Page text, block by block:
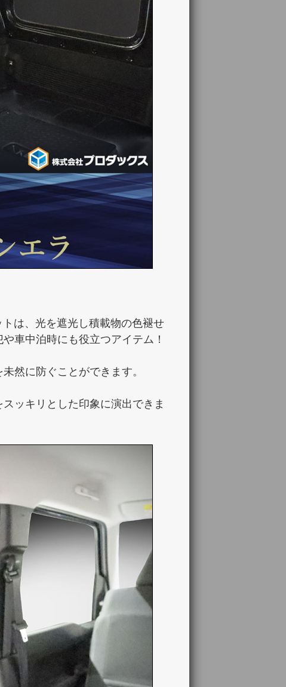
は、光を遮光し積載物の色褪せ
車中泊時にも役立つアイテム！
然に防ぐことができます。
ッキリとした印象に演出できま